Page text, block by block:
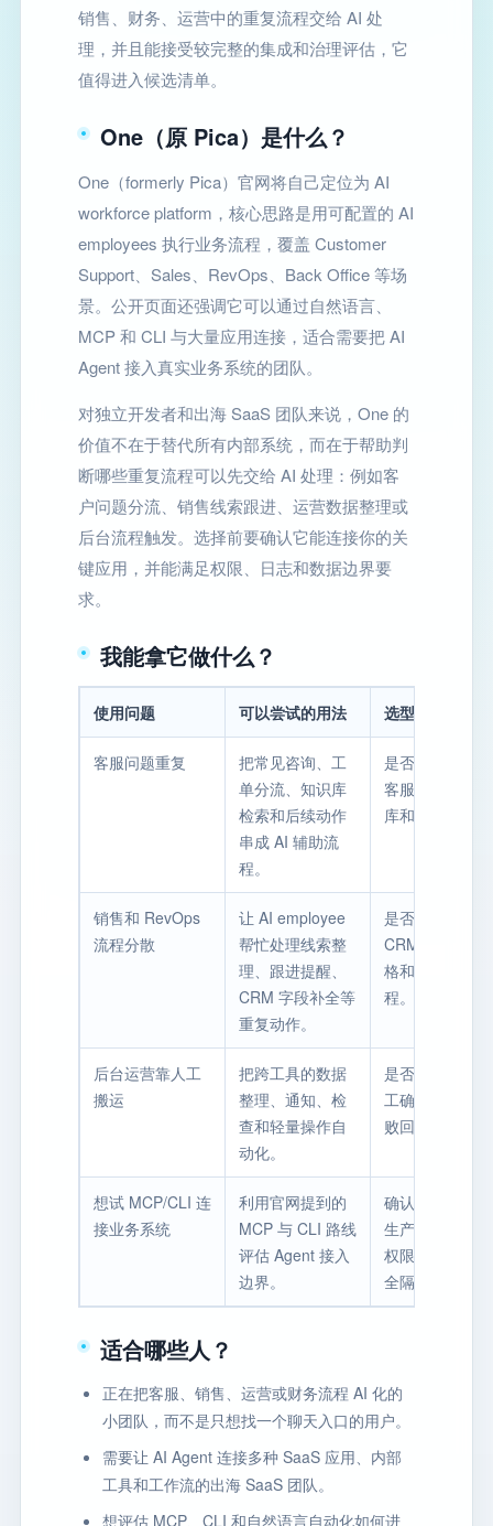
销售、财务、运营中的重复流程交给 AI 处
理，并且能接受较完整的集成和治理评估，它
值得进入候选清单。
One（原 Pica）是什么？
One（formerly Pica）官网将自己定位为 AI
workforce platform，核心思路是用可配置的 AI
employees 执行业务流程，覆盖 Customer
Support、Sales、RevOps、Back Office 等场
景。公开页面还强调它可以通过自然语言、
MCP 和 CLI 与大量应用连接，适合需要把 AI
Agent 接入真实业务系统的团队。
对独立开发者和出海 SaaS 团队来说，One 的
价值不在于替代所有内部系统，而在于帮助判
断哪些重复流程可以先交给 AI 处理：例如客
户问题分流、销售线索跟进、运营数据整理或
后台流程触发。选择前要确认它能连接你的关
键应用，并能满足权限、日志和数据边界要
求。
我能拿它做什么？
使用问题 可以尝试的用法 选型时要看什么
客服问题重复
把常见咨询、工
单分流、知识库
检索和后续动作
串成 AI 辅助流
程。
是否能接入现有
客服系统、知识
库和权限规则。
销售和 RevOps
流程分散
让 AI employee
帮忙处理线索整
理、跟进提醒、
CRM 字段补全等
重复动作。
是否支持你的
CRM、邮件、
格和内部审批流
程。
后台运营靠人工
搬运
把跨工具的数据
整理、通知、检
查和轻量操作自
动化。
是否有日志、人
工确认节点和失
败回退方式。
想试 MCP/CLI 连
接业务系统
利用官网提到的
MCP 与 CLI 路线
评估 Agent 接入
边界。
确认本地凭证、
生产数据和工具
权限是否能被安
全隔离。
适合哪些人？
正在把客服、销售、运营或财务流程 AI 化的
小团队，而不是只想找一个聊天入口的用户。
需要让 AI Agent 连接多种 SaaS 应用、内部
工具和工作流的出海 SaaS 团队。
想评估 MCP、CLI 和自然语言自动化如何进